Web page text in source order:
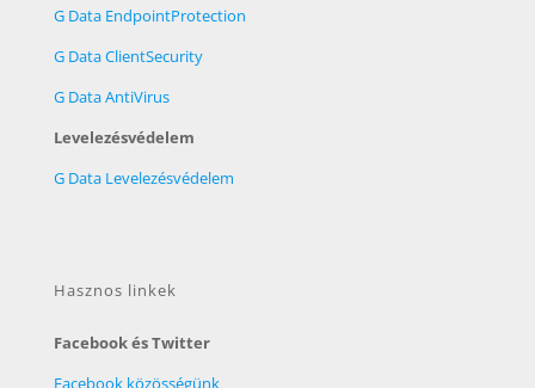
G Data EndpointProtection
G Data ClientSecurity
G Data AntiVirus
Levelezésvédelem
G Data Levelezésvédelem
Hasznos linkek
Facebook és Twitter
Facebook közösségünk